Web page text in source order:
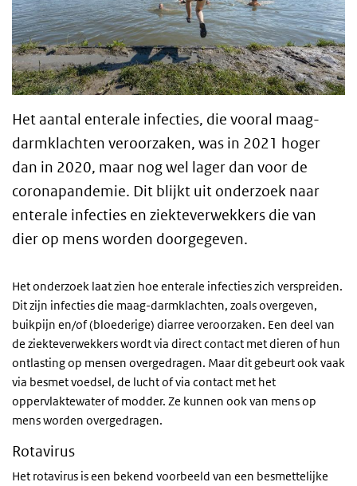
Het aantal enterale infecties, die vooral maag-
darmklachten veroorzaken, was in 2021 hoger
dan in 2020, maar nog wel lager dan voor de
coronapandemie. Dit blijkt uit onderzoek naar
enterale infecties en ziekteverwekkers die van
dier op mens worden doorgegeven.
Het onderzoek laat zien hoe enterale infecties zich verspreiden.
Dit zijn infecties die maag-darmklachten, zoals overgeven,
buikpijn en/of (bloederige) diarree veroorzaken. Een deel van
de ziekteverwekkers wordt via direct contact met dieren of hun
ontlasting op mensen overgedragen. Maar dit gebeurt ook vaak
via besmet voedsel, de lucht of via contact met het
oppervlaktewater of modder. Ze kunnen ook van mens op
mens worden overgedragen.
Rotavirus
Het rotavirus is een bekend voorbeeld van een besmettelijke